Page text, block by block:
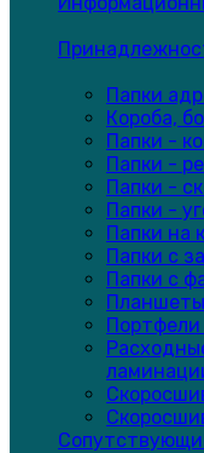
Папки
Короба,
Папки -
Папки -
Папки -
Папки -
Папки на
Папки с
Папки с
Портфели